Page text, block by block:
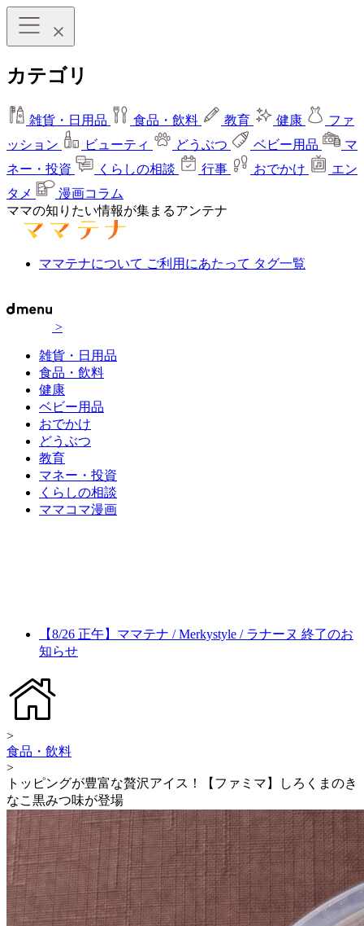
カテゴリ
雑貨・日用品 食品・飲料 教育 健康
ファ
ッション
ビューティ どうぶつ ベビー用品
マ
ネー・投資
くらしの相談 行事 おでかけ
エン
タメ
漫画コラム
ママの知りたい情報が集まるアンテナ
ママテナについて ご利用にあたって タグ一覧
>
雑貨・日用品
食品・飲料
健康
ベビー用品
おでかけ
どうぶつ
教育
マネー・投資
くらしの相談
ママコマ漫画
【8/26 正午】ママテナ / Merkystyle / ラナーヌ 終了のお
知らせ
>
食品・飲料
>
トッピングが豊富な贅沢アイス！【ファミマ】しろくまのき
なこ黒みつ味が登場